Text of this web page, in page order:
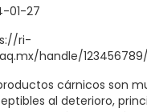
01-27
ri-
handle/
cárnicos son
al deterioro,